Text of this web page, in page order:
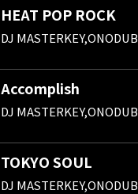
HEAT POP ROCK
DJ MASTERKEY,ONODUB
Accomplish
DJ MASTERKEY,ONODUB
TOKYO SOUL
DJ MASTERKEY,ONODUB